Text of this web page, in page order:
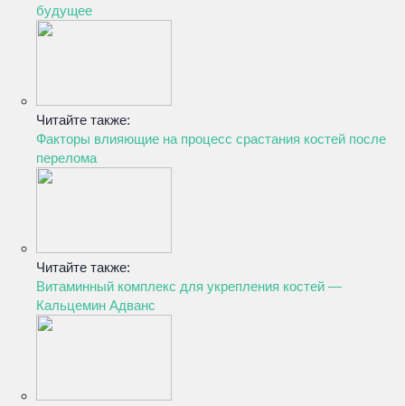
будущее
Читайте также:
Факторы влияющие на процесс срастания костей после
перелома
Читайте также:
Витаминный комплекс для укрепления костей —
Кальцемин Адванс